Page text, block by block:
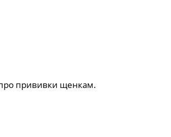
прививки щенкам.